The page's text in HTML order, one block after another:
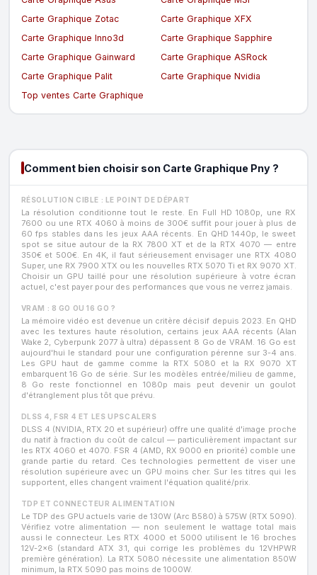
Carte Graphique Zotac
Carte Graphique XFX
Carte Graphique Inno3d
Carte Graphique Sapphire
Carte Graphique Gainward
Carte Graphique ASRock
Carte Graphique Palit
Carte Graphique Nvidia
Top ventes Carte Graphique
Comment bien choisir son Carte Graphique Pny ?
RÉSOLUTION CIBLE : LE POINT DE DÉPART
La résolution conditionne tout le reste. En Full HD 1080p, une RX
7600 ou une RTX 4060 à moins de 300€ suffit pour jouer à plus de
60 fps stables dans les jeux AAA récents. En QHD 1440p, le sweet
spot se situe autour de la RX 7800 XT et de la RTX 4070 — entre
350€ et 500€. En 4K, il faut sérieusement envisager une RTX 4080
Super, une RX 7900 XTX ou les nouvelles RTX 5070 Ti et RX 9070 XT.
Choisir un GPU taillé pour une résolution supérieure à votre écran
actuel, c'est payer pour des performances que vous ne verrez jamais.
VRAM : 8 GO OU 16 GO ?
La mémoire vidéo est devenue un critère décisif depuis 2023. En QHD
avec les textures haute résolution, certains jeux AAA récents (Alan
Wake 2, Cyberpunk 2077 à ultra) dépassent 8 Go de VRAM. 16 Go est
aujourd'hui le standard pour une configuration pérenne sur 3-4 ans.
Les GPU haut de gamme comme la RTX 5080 et la RX 9070 XT
embarquent 16 Go de série. Sur les modèles entrée/milieu de gamme,
8 Go reste fonctionnel en 1080p mais peut devenir un goulot
d'étranglement plus tôt que prévu.
DLSS 4, FSR 4 ET LES UPSCALERS
DLSS 4 (NVIDIA, RTX 20 et supérieur) offre une qualité d'image proche
du natif à fraction du coût de calcul — particulièrement impactant sur
les RTX 4060 et 4070. FSR 4 (AMD, RX 9000 en priorité) comble une
grande partie du retard. Ces technologies permettent de viser une
résolution supérieure avec un GPU moins cher. Sur les titres qui les
supportent, elles changent vraiment l'équation qualité/prix.
TDP ET CONNECTEUR ALIMENTATION
Le TDP des GPU actuels varie de 130W (Arc B580) à 575W (RTX 5090).
Vérifiez votre alimentation — non seulement le wattage total mais
aussi le connecteur. Les RTX 4000 et 5000 utilisent le 16 broches
12V-2x6 (standard ATX 3.1, qui corrige les problèmes du 12VHPWR
première génération). La RTX 5080 nécessite une alimentation 850W
minimum, la RTX 5090 pas moins de 1000W.